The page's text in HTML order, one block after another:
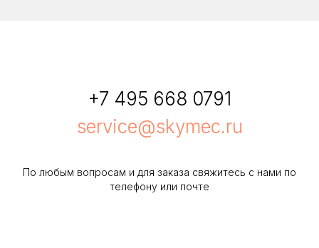
+7 495 668 0791
service@skymec.ru
По любым вопросам и для заказа свяжитесь с нами по
телефону или почте